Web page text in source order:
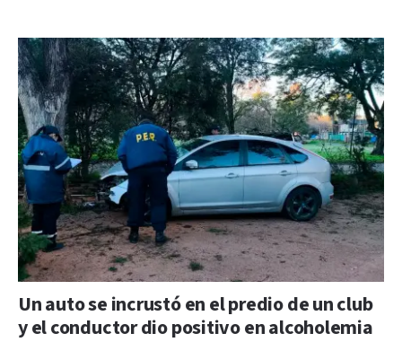
Un auto se incrustó en el predio de un club
y el conductor dio positivo en alcoholemia